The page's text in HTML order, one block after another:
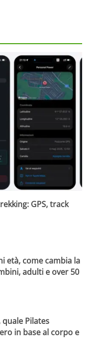
GPS, track
età, come cambia la
adulti e over 50
Pilates
in base al corpo e